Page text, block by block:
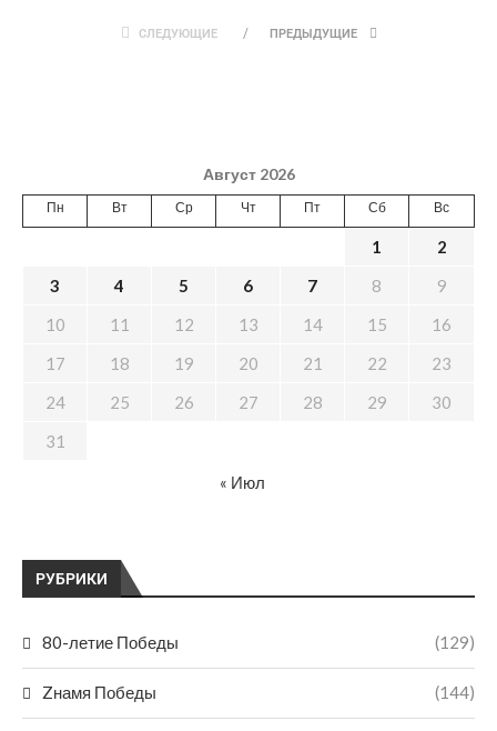
СЛЕДУЮЩИЕ ПРЕДЫДУЩИЕ
РУБРИКИ
80-летие Победы (129)
Zнамя Победы (144)
Август 2026
Пн Вт Ср Чт Пт Сб Вс
1
2
3
4 5 6 7 8
9
10
11 12 13 14 15
16
17
18 19 20 21 22
23
24
25 26 27 28 29
30
31
« Июл